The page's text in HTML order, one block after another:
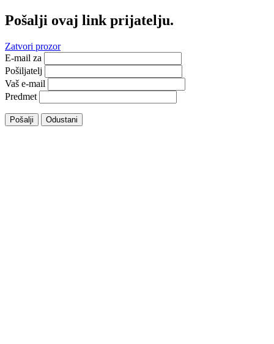
Pošalji ovaj link prijatelju.
Zatvori prozor
E-mail za
Pošiljatelj
Vaš e-mail
Predmet
Pošalji Odustani